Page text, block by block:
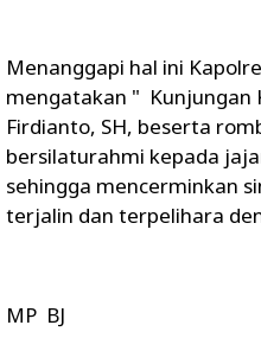
Menanggapi hal ini
mengatakan " Kunjungan
Firdianto, SH, beserta
bersilaturahmi kepada
sehingga mencerminkan
terjalin dan terpelihara
MP BJ